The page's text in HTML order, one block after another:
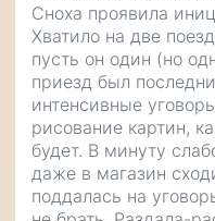
Сноха проявила
Хватило на две
пусть он один (но
приезд был
интенсивные
рисование картин,
будет. В минуту
даже в магазин
поддалась на